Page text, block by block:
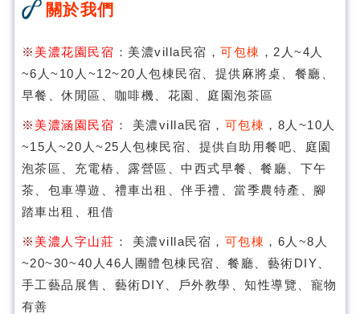
關於我們
※ 美濃花園民宿 ：美濃villa民宿，可包棟 ，2人~4人
~6人~10人~12~20人包棟民宿、提供麻將桌、餐廳、
早餐、休閒區、咖啡機、花園、庭園泡茶區
※ 美濃涵園民宿 ： 美濃villa民宿， 可包棟 ，8人~10人
~15人~20人~25人包棟民宿、提供自助用餐吧、庭園
泡茶區、充電樁、露營區、中西式早餐、餐廳、下午
茶、包車導遊、禮車出租、伴手禮、當季農特產、腳
踏車出租、租借
※ 美濃人字山莊 ： 美濃villa民宿， 可包棟 ，6人~8人
~20~30~40人46人團體包棟民宿、餐廳、藝術DIY、
手工藝品展售、藝術DIY、戶外教學、知性導覽、寵物
有善